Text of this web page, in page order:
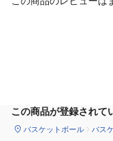
この商品が登録されて
バスケットボール バス